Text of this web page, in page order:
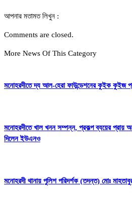
আপনার মতামত লিখুন :
Comments are closed.
More News Of This Category
মনোহরদীতে দ্য আল-হেরা ফাউন্ডেশনের কুইক কুইজ
মনোহরদীতে খাল খনন সম্পন্ন, প্রকল্প ব্যয়ের প্রায়
দিলেন ইউএনও
মনোহরদী থানায় পুলিশ পরিদর্শক (তদন্ত) মোঃ মাহতাবুর